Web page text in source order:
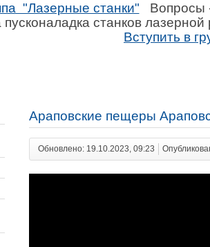
"Лазерные станки" Вопросы
станков
Вступить в
Араповские пещеры
Обновлено: 19.10.2023, 09:23